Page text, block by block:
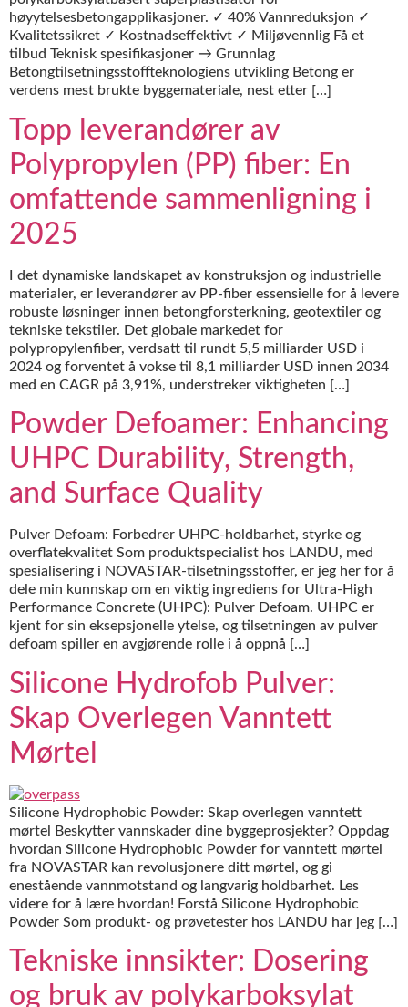
høyytelsesbetongapplikasjoner. ✓ 40% Vannreduksjon ✓
Kvalitetssikret ✓ Kostnadseffektivt ✓ Miljøvennlig Få et
tilbud Teknisk spesifikasjoner → Grunnlag
Betongtilsetningsstoffteknologiens utvikling Betong er
verdens mest brukte byggemateriale, nest etter […]
Topp leverandører av
Polypropylen (PP) fiber: En
omfattende sammenligning i
2025
I det dynamiske landskapet av konstruksjon og industrielle
materialer, er leverandører av PP-fiber essensielle for å levere
robuste løsninger innen betongforsterkning, geotextiler og
tekniske tekstiler. Det globale markedet for
polypropylenfiber, verdsatt til rundt 5,5 milliarder USD i
2024 og forventet å vokse til 8,1 milliarder USD innen 2034
med en CAGR på 3,91%, understreker viktigheten […]
Powder Defoamer: Enhancing
UHPC Durability, Strength,
and Surface Quality
Pulver Defoam: Forbedrer UHPC-holdbarhet, styrke og
overflatekvalitet Som produktspecialist hos LANDU, med
spesialisering i NOVASTAR-tilsetningsstoffer, er jeg her for å
dele min kunnskap om en viktig ingrediens for Ultra-High
Performance Concrete (UHPC): Pulver Defoam. UHPC er
kjent for sin eksepsjonelle ytelse, og tilsetningen av pulver
defoam spiller en avgjørende rolle i å oppnå […]
Silicone Hydrofob Pulver:
Skap Overlegen Vanntett
Mørtel
Silicone Hydrophobic Powder: Skap overlegen vanntett
mørtel Beskytter vannskader dine byggeprosjekter? Oppdag
hvordan Silicone Hydrophobic Powder for vanntett mørtel
fra NOVASTAR kan revolusjonere ditt mørtel, og gi
enestående vannmotstand og langvarig holdbarhet. Les
videre for å lære hvordan! Forstå Silicone Hydrophobic
Powder Som produkt- og prøvetester hos LANDU har jeg […]
Tekniske innsikter: Dosering
og bruk av polykarboksylat